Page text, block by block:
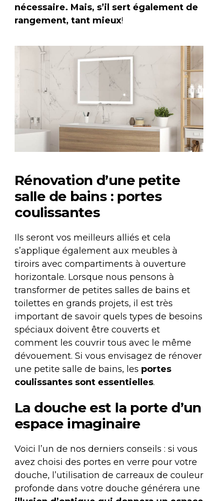
nécessaire. Mais, s’il sert également de
rangement, tant mieux!
Rénovation d’une petite
salle de bains : portes
coulissantes
Ils seront vos meilleurs alliés et cela
s’applique également aux meubles à
tiroirs avec compartiments à ouverture
horizontale. Lorsque nous pensons à
transformer de petites salles de bains et
toilettes en grands projets, il est très
important de savoir quels types de besoins
spéciaux doivent être couverts et
comment les couvrir tous avec le même
dévouement. Si vous envisagez de rénover
une petite salle de bains, les portes
coulissantes sont essentielles.
La douche est la porte d’un
espace imaginaire
Voici l’un de nos derniers conseils : si vous
avez choisi des portes en verre pour votre
douche, l’utilisation de carreaux de couleur
profonde dans votre douche générera une